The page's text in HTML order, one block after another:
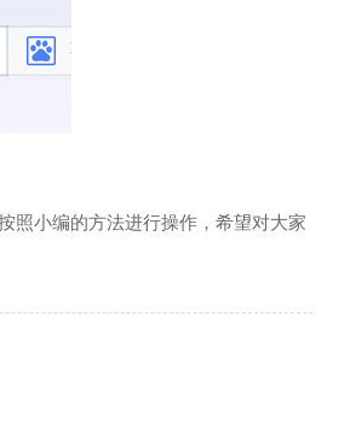
小编的方法进行操作，希望对大家